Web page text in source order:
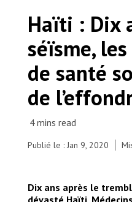
Les États négligent
personnes civiles et les
de guerre
Urgence Ebola
Séismes au Venezuela
de MSF
Dons des
Partenariat
Les Amis de MSF
Travailler avec MSF
Travailler à
Travailler au Canada
Nous recrutons :
technique
building of the Carrefour
Haïti : Dix
séïsme,
de santé
de
Publié le : Jan 9, 2020
Dix ans après le
dévasté Haïti,